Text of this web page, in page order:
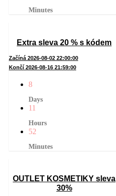
Minutes
Extra sleva 20 % s kódem
Začíná 2026-08-02 22:00:00
Končí 2026-08-16 21:59:00
8
Days
11
Hours
52
Minutes
OUTLET KOSMETIKY sleva
30%